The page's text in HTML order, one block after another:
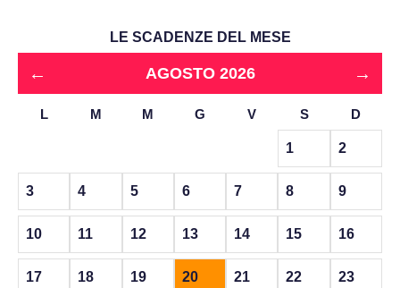
LE SCADENZE DEL MESE
← AGOSTO 2026 →
L M M G V S D
1 2
3 4 5 6 7 8 9
10 11 12 13 14 15 16
17 18 19 20 21 22 23